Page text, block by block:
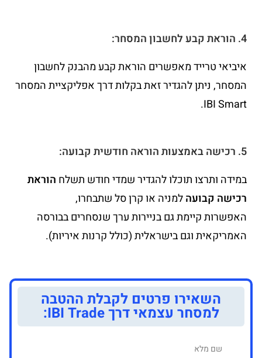
4. הוראת קבע לחשבון המסחר:
איביאי טרייד מאפשרים הוראת קבע מהבנק לחשבון
המסחר, ניתן להגדיר זאת בקלות דרך אפליקציית המסחר
IBI Smart.
5. רכישה באמצעות הוראה חודשית קבועה:
במידה ותרצו תוכלו להגדיר שמדי חודש תשלח הוראת
רכישה קבועהלמניה או קרן סל שתבחרו,
האפשרות קיימת גם בניירות ערך שנסחרים בבורסה
האמריקאית וגם בישראלית (כולל קרנות איריות).
השאירו פרטים לקבלת ההטבה
למסחר עצמאי דרך IBI Trade: